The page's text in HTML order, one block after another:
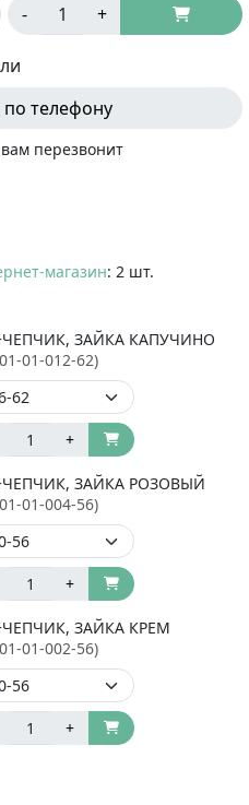
- +
по телефону
перезвонит
магазин: 2 шт.
ЗАЙКА КАПУЧИНО
01-012-62)
+
ЗАЙКА РОЗОВЫЙ
01-004-56)
+
ЗАЙКА КРЕМ
01-002-56)
+